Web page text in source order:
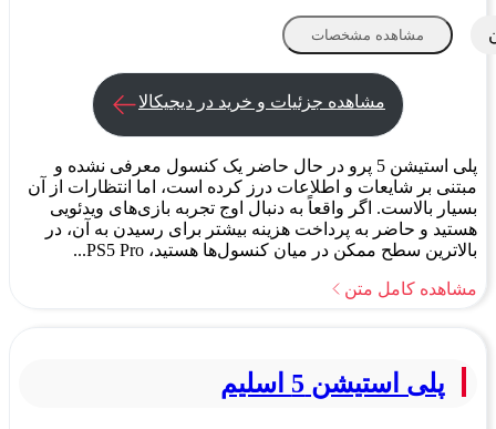
مشاهده مشخصات
مشاهده جزئیات و خرید در دیجیکالا
پلی استیشن 5 پرو در حال حاضر یک کنسول معرفی نشده و
مبتنی بر شایعات و اطلاعات درز کرده است، اما انتظارات از آن
بسیار بالاست. اگر واقعاً به دنبال اوج تجربه بازی‌های ویدئویی
هستید و حاضر به پرداخت هزینه بیشتر برای رسیدن به آن، در
بالاترین سطح ممکن در میان کنسول‌ها هستید، PS5 Pro...
مشاهده کامل متن
پلی استیشن 5 اسلیم